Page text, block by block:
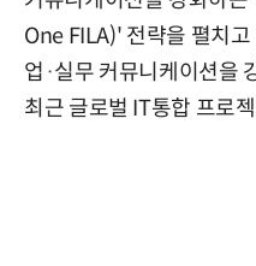
One FILA)' 전략을 펼치
업·실무 커뮤니케이션을
최근 글로벌 IT통합 프로